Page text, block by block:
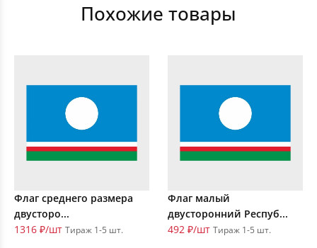
Похожие товары
Флаг среднего размера
двусторо...
1316 ₽/шт Тираж 1-5 шт.
Флаг малый
двусторонний Респуб...
492 ₽/шт Тираж 1-5 шт.